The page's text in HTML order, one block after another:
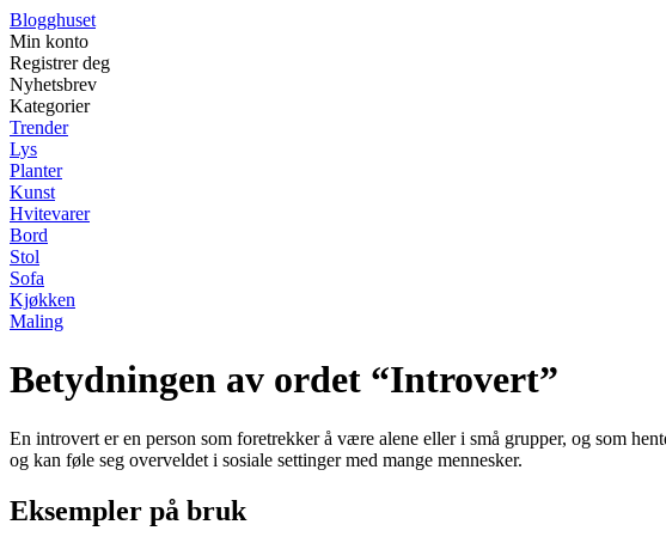
Blogghuset
Min konto
Registrer deg
Nyhetsbrev
Kategorier
Trender
Lys
Planter
Kunst
Hvitevarer
Bord
Stol
Sofa
Kjøkken
Maling
Betydningen av ordet “Introvert”
En introvert er en person som foretrekker å være alene eller i små grupper, og som
og kan føle seg overveldet i sosiale settinger med mange mennesker.
Eksempler på bruk